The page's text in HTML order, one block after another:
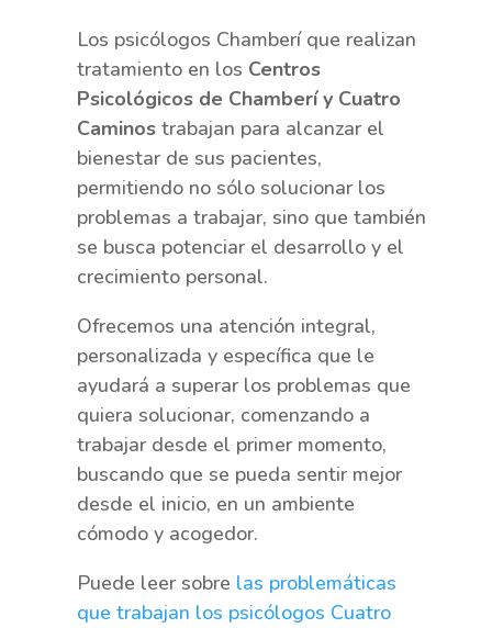
Los psicólogos Chamberí que realizan
tratamiento en los Centros
Psicológicos de Chamberí y Cuatro
Caminos trabajan para alcanzar el
bienestar de sus pacientes,
permitiendo no sólo solucionar los
problemas a trabajar, sino que también
se busca potenciar el desarrollo y el
crecimiento personal.
Ofrecemos una atención integral,
personalizada y específica que le
ayudará a superar los problemas que
quiera solucionar, comenzando a
trabajar desde el primer momento,
buscando que se pueda sentir mejor
desde el inicio, en un ambiente
cómodo y acogedor.
Puede leer sobre las problemáticas
que trabajan los psicólogos Cuatro